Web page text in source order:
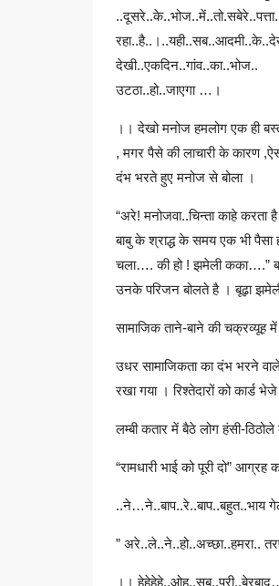
देखी..एकदिन..गांव..का..भोज..
उटठा..हो..जाएगा …।
।। देखो मनोज हमलोग एक ही
, मगर पैसे की लाचारी के कारण
दंभ भरते हुए मनोज से बोला ।
“अरे! मनोजवा..चिन्ता काहे
बाबु के श्राद्ध के समय एक भी पैसा
चला…. की हो ! झमेली कका….”
उनके परिजन बोलते है । बूढ़ा
सामाजिक ताने-बाने की चक्रव्यूह
उधर सामाजिकता का दंभ भरने
रखा गया । रिश्तेदारों को
लम्बी कतार में बैठे लोग हंसी-
“रामधारी भाई को पूरी दो” आग्रह
..ने…ने..बाप..रे..बाप..बहुत..भाय
” अरे..ले..ने..हो..अच्छा..हमरा..
।। हेहेहेहे..ओह..सब..पूरी..बेरबाद…